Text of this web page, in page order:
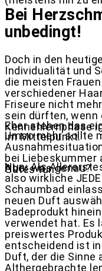
Bei
unbedingt!
Doch in den
Individualität und
die meisten
verschiedener
Friseure nicht
sein dürften, wenn
Kennenlernphase
Eher stehen das
im Mittelpunkt.
Umso mehr sollte
bei Liebeskummer
Gutes tun.
Aber was genau?
Nun: Als
also wirkliche
Schaumbad
neuen Duft
Badeprodukt
verwendet hat. Es
preiswertes
entscheidend ist
Duft, der die Sinne
Althergebrachte